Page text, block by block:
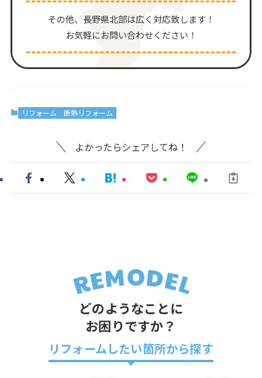
その他、⻑野県北部は広く対応致します！
お気軽にお問い合わせください！
リフォーム 断熱リフォーム
よかったらシェアしてね！
どのようなことに
お困りですか？
リフォームしたい箇所から探す